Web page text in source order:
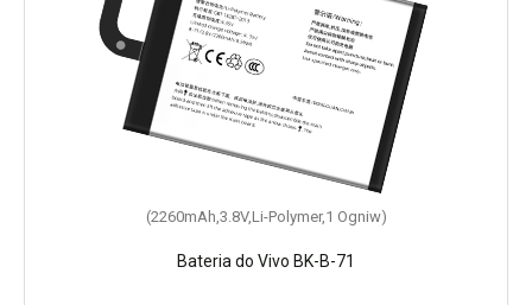
(2260mAh,3.8V,Li-Polymer,1 Ogniw)
Bateria do Vivo BK-B-71